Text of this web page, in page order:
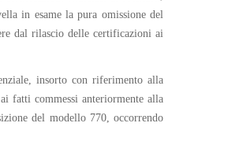
in esame la pura omissione del
dal rilascio delle certificazioni ai
insorto con riferimento alla
fatti commessi anteriormente alla
del modello 770, occorrendo